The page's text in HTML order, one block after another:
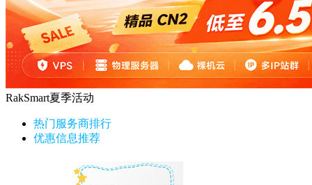
RakSmart夏季活动
热门服务商排行
优惠信息推荐